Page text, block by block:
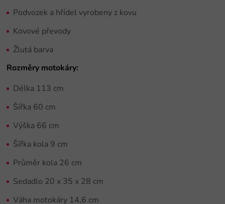
Podvozek a hřídel vyrobeny z kovu
Kovové převody
Žlutá barva
Rozměry motokáry:
Délka 113 cm
Šířka 60 cm
Výška 66 cm
Šířka kola 9 cm
Průměr kola 26 cm
Sedadlo 20 x 35 x 28 cm
Váha motokáry 14,6 cm